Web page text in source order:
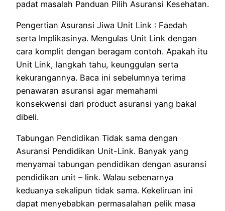
padat masalah Panduan Pilih Asuransi Kesehatan.
Pengertian Asuransi Jiwa Unit Link : Faedah
serta Implikasinya. Mengulas Unit Link dengan
cara komplit dengan beragam contoh. Apakah itu
Unit Link, langkah tahu, keunggulan serta
kekurangannya. Baca ini sebelumnya terima
penawaran asuransi agar memahami
konsekwensi dari product asuransi yang bakal
dibeli.
Tabungan Pendidikan Tidak sama dengan
Asuransi Pendidikan Unit-Link. Banyak yang
menyamai tabungan pendidikan dengan asuransi
pendidikan unit – link. Walau sebenarnya
keduanya sekalipun tidak sama. Kekeliruan ini
dapat menyebabkan permasalahan pelik masa